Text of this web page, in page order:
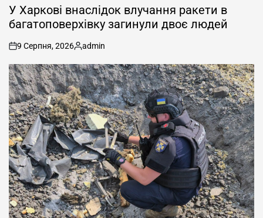
УУ Харкові внаслідок влучання ракети в
багатоповерхівку загинули двоє людей
on
9 Серпня, 2026
Опубліковано
admin